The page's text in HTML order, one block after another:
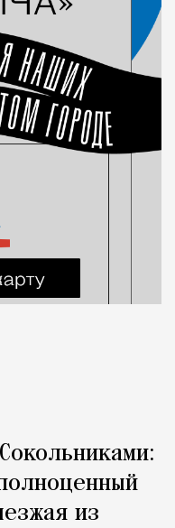
из